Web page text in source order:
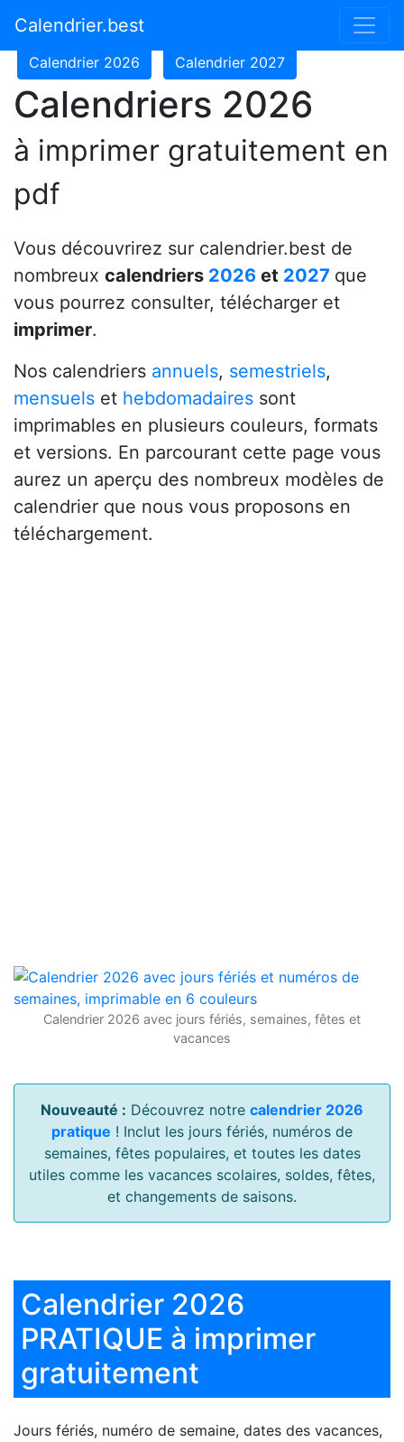
Calendrier.best
Calendrier 2024
Calendrier 2026 Calendrier 2027
Calendriers 2026
à imprimer gratuitement en
pdf
Vous découvrirez sur calendrier.best de
nombreux calendriers 2026 et 2027 que
vous pourrez consulter, télécharger et
imprimer.
Nos calendriers annuels, semestriels,
mensuels et hebdomadaires sont
imprimables en plusieurs couleurs, formats
et versions. En parcourant cette page vous
aurez un aperçu des nombreux modèles de
calendrier que nous vous proposons en
téléchargement.
Calendrier 2026 avec jours fériés, semaines, fêtes et
vacances
Nouveauté : Découvrez notre calendrier 2026
pratique ! Inclut les jours fériés, numéros de
semaines, fêtes populaires, et toutes les dates
utiles comme les vacances scolaires, soldes, fêtes,
et changements de saisons.
Calendrier 2026
PRATIQUE à imprimer
gratuitement
Jours fériés, numéro de semaine, dates des vacances,